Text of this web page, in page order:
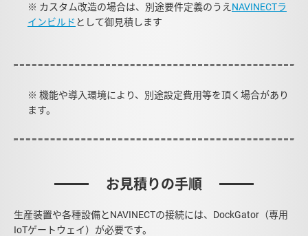
※ カスタム改造の場合は、別途要件定義のうえ NAVINECTラ
インビルド として御見積します
※ 機能や導入環境により、別途設定費用等を頂く場合があり
ます。
お見積りの手順
生産装置や各種設備とNAVINECTの接続には、DockGator（専用
IoTゲートウェイ）が必要です。